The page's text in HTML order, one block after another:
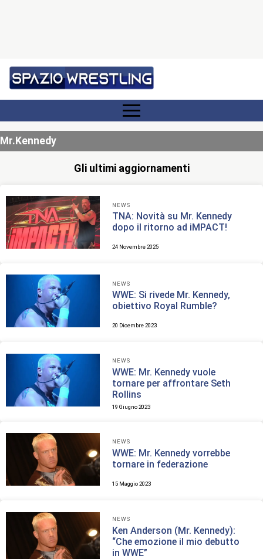
Mr.Kennedy
Gli ultimi aggiornamenti
NEWS
TNA: Novità su Mr. Kennedy
dopo il ritorno ad iMPACT!
24 Novembre 2025
NEWS
WWE: Si rivede Mr. Kennedy,
obiettivo Royal Rumble?
20 Dicembre 2023
NEWS
WWE: Mr. Kennedy vuole
tornare per affrontare Seth
Rollins
19 Giugno 2023
NEWS
WWE: Mr. Kennedy vorrebbe
tornare in federazione
15 Maggio 2023
NEWS
Ken Anderson (Mr. Kennedy):
“Che emozione il mio debutto
in WWE”